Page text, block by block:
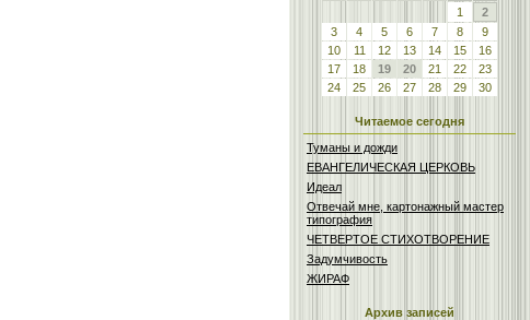
1
2
3
4 5 6 7 8
9
10
11 12 13 14 15
16
17
18 19 20 21 22
23
24
25 26 27 28 29 30
Читаемое сегодня
Туманы и дожди
ЕВАНГЕЛИЧЕСКАЯ ЦЕРКОВЬ
Идеал
Отвечай мне, картонажный мастер
типография
ЧЕТВЕРТОЕ СТИХОТВОРЕНИЕ
Задумчивость
ЖИРАФ
Архив записей